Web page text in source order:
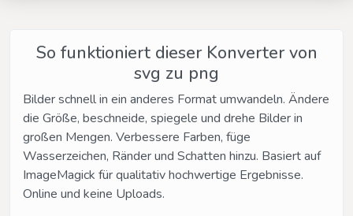
So funktioniert dieser Konverter von
svg zu png
Bilder schnell in ein anderes Format umwandeln. Ändere
die Größe, beschneide, spiegele und drehe Bilder in
großen Mengen. Verbessere Farben, füge
Wasserzeichen, Ränder und Schatten hinzu. Basiert auf
ImageMagick für qualitativ hochwertige Ergebnisse.
Online und keine Uploads.